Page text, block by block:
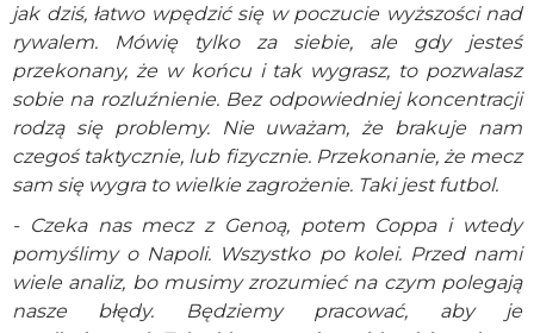
jak dziś, łatwo wpędzić się w poczucie wyższości nad
rywalem. Mówię tylko za siebie, ale gdy jesteś
przekonany, że w końcu i tak wygrasz, to pozwalasz
sobie na rozluźnienie. Bez odpowiedniej koncentracji
rodzą się problemy. Nie uważam, że brakuje nam
czegoś taktycznie, lub fizycznie. Przekonanie, że mecz
sam się wygra to wielkie zagrożenie. Taki jest futbol.
- Czeka nas mecz z Genoą, potem Coppa i wtedy
pomyślimy o Napoli. Wszystko po kolei. Przed nami
wiele analiz, bo musimy zrozumieć na czym polegają
nasze błędy. Będziemy pracować, aby je